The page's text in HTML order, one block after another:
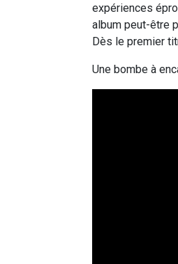
expériences
album peut-être
Dès le premier
Une bombe à